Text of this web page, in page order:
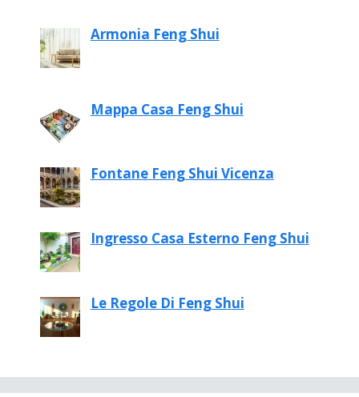
Armonia Feng Shui
Mappa Casa Feng Shui
Fontane Feng Shui Vicenza
Ingresso Casa Esterno Feng Shui
Le Regole Di Feng Shui